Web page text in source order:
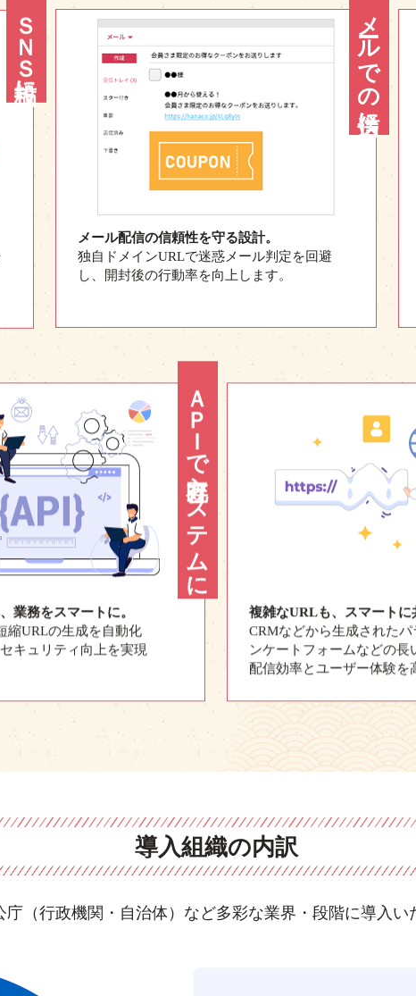
ＳＮＳ投稿に メールでの送信に
メール配信の信頼性を守る設計。
独自ドメインURLで迷惑メール判定を回避
し、開封後の行動率を向上します。
ＡＰＩで既存システムに
業務をスマートに。
縮URLの生成を自動化
キュリティ向上を実現
複雑なURLも、スマートに
CRMなどから生成された
ンケートフォームなどの長
配信効率とユーザー体験を
導入組織の内訳
庁（行政機関・自治体）など多彩な業界・段階に導入い